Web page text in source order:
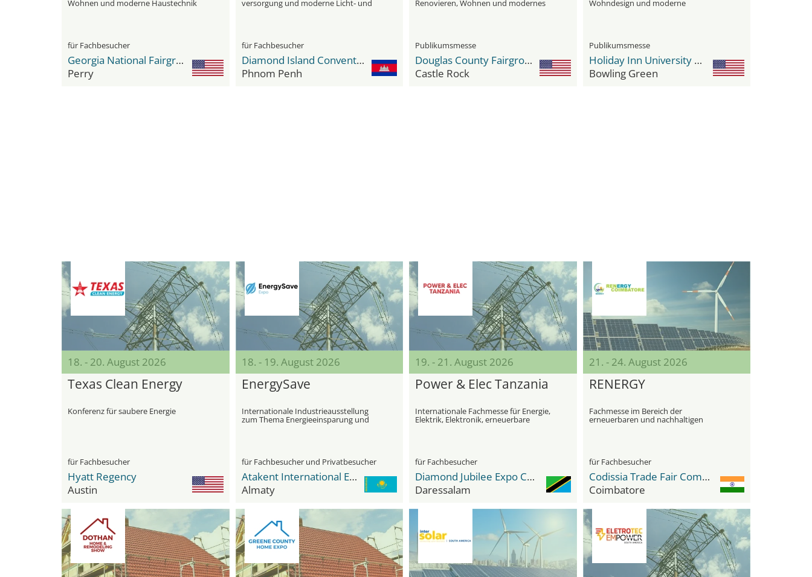
Wohnen und moderne Haustechnik
für Fachbesucher
Georgia National Fairgrounds & Agriculture Center
Perry
versorgung und moderne Licht‑ und
LED‑Technologien
für Fachbesucher
Diamond Island Convention and Exhibition Center
Phnom Penh
Renovieren, Wohnen und modernes
Publikumsmesse
Douglas County Fairgrounds
Castle Rock
Wohndesign und moderne
Haustechnik
Publikumsmesse
Holiday Inn University Plaza-Bowling Green by IHG
Bowling Green
18. - 20. August 2026
Texas Clean Energy
Konferenz für saubere Energie
für Fachbesucher
Hyatt Regency
Austin
18. - 19. August 2026
EnergySave
Internationale Industrieausstellung
zum Thema Energieeinsparung und
für Fachbesucher und Privatbesucher
Atakent International Exhibition Centre
Almaty
19. - 21. August 2026
Power & Elec Tanzania
Internationale Fachmesse für Energie,
Elektrik, Elektronik, erneuerbare
für Fachbesucher
Diamond Jubilee Expo Center
Daressalam
21. - 24. August 2026
RENERGY
Fachmesse im Bereich der
erneuerbaren und nachhaltigen
für Fachbesucher
Codissia Trade Fair Complex
Coimbatore